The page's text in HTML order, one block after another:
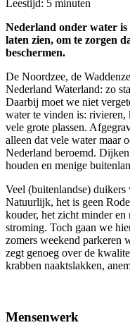
Leestijd: 5 minuten
Nederland onder water is
laten zien, om te zorgen
beschermen.
De Noordzee, de
Nederland Waterland: zo
Daarbij moet we niet
water te vinden is: rivieren,
vele grote plassen.
alleen dat vele water maar
Nederland beroemd.
houden en menige
Veel (buitenlandse)
Natuurlijk, het is geen
kouder, het zicht minder en
stroming. Toch gaan we
zomers weekend parkeren
zegt genoeg over de
krabben naaktslakken,
Mensenwerk